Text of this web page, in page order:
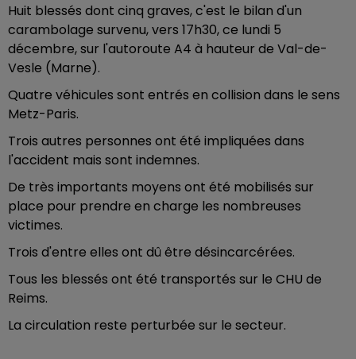
Huit blessés dont cinq graves, c'est le bilan d'un
carambolage survenu, vers 17h30, ce lundi 5
décembre, sur l'autoroute A4 à hauteur de Val-de-
Vesle (Marne).
Quatre véhicules sont entrés en collision dans le sens
Metz-Paris.
Trois autres personnes ont été impliquées dans
l'accident mais sont indemnes.
De très importants moyens ont été mobilisés sur
place pour prendre en charge les nombreuses
victimes.
Trois d'entre elles ont dû être désincarcérées.
Tous les blessés ont été transportés sur le CHU de
Reims.
La circulation reste perturbée sur le secteur.